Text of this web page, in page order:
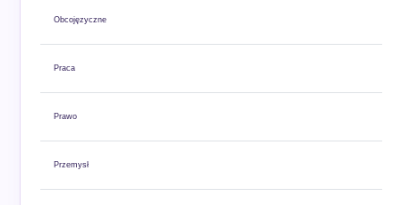
Obcojęzyczne
Praca
Prawo
Przemysł